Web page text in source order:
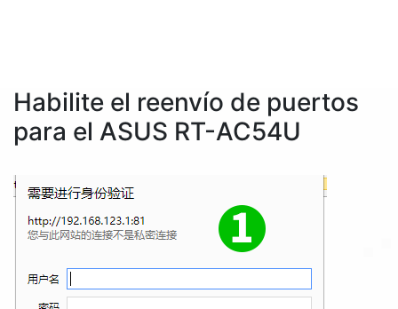
Habilite el reenvío de puertos
para el ASUS RT-AC54U